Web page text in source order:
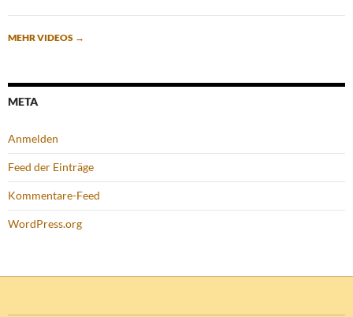
MEHR VIDEOS →
META
Anmelden
Feed der Einträge
Kommentare-Feed
WordPress.org